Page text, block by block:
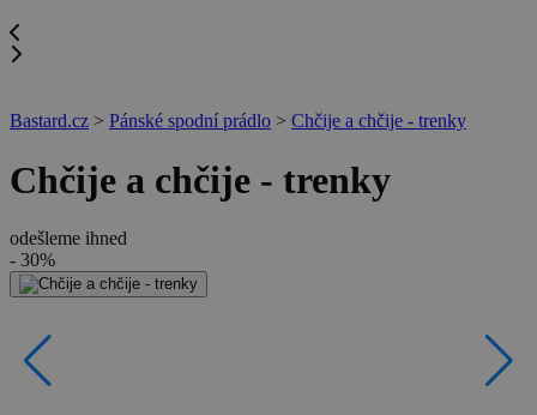
Bastard.cz > Pánské spodní prádlo > Chčije a chčije - trenky
Chčije a chčije - trenky
odešleme ihned
- 30%